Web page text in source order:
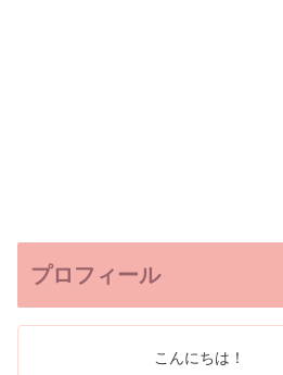
プロフィール
こんにちは！